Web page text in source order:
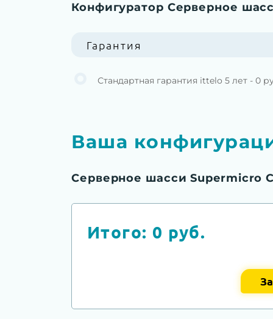
Конфигуратор Серверное
Гарантия
Стандартная гарантия ittelo 5 лет - 0
Ваша
Серверное шасси Supermicro
Итого: 0 руб.